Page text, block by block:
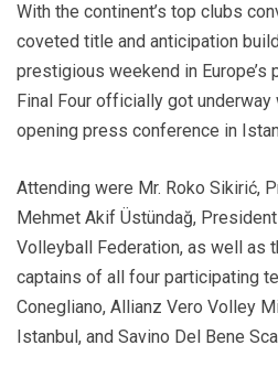
With the continent’s top clubs
coveted title and anticipation
prestigious weekend in Europe’s
Final Four officially got
opening press conference in
Attending were Mr. Roko Sikirić,
Mehmet Akif Üstündağ,
Volleyball Federation, as well as
captains of all four participating
Conegliano, Allianz Vero Volley
Istanbul, and Savino Del Bene